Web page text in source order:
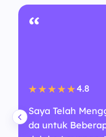
“
★★★★★4.8
Saya Telah
da untuk